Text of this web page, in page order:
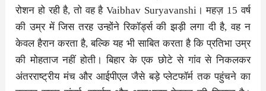
रोशन हो रही है, तो वह है Vaibhav Suryavanshi। महज़ 15 वर्ष
की उम्र में जिस तरह उन्होंने रिकॉर्ड्स की झड़ी लगा दी है, वह न
केवल हैरान करता है, बल्कि यह भी साबित करता है कि प्रतिभा उम्र
की मोहताज नहीं होती। बिहार के एक छोटे से गांव से निकलकर
अंतरराष्ट्रीय मंच और आईपीएल जैसे बड़े प्लेटफॉर्म तक पहुंचने का